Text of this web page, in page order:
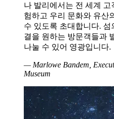
나 발리에서는 전 세계
험하고 우리 문화와 유산
수 있도록 초대합니다. 섬
결을 원하는 방문객들과
나눌 수 있어 영광입니다.
— Marlowe Bandem,
Museum